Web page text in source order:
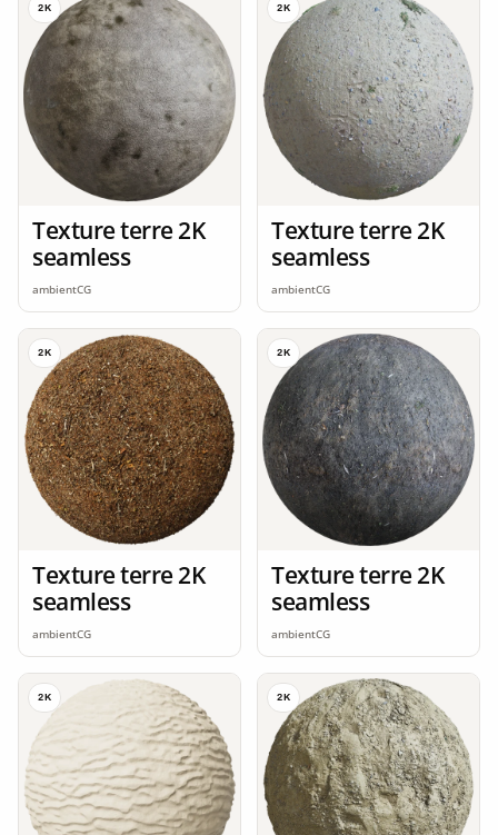
2K
Texture terre 2K
seamless
ambientCG
2K
Texture terre 2K
seamless
ambientCG
2K
Texture terre 2K
seamless
ambientCG
2K
Texture terre 2K
seamless
ambientCG
2K 2K